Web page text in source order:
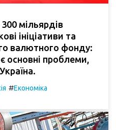
мільярдів
ініціативи та
валютного фонду:
основні проблеми,
#Економіка